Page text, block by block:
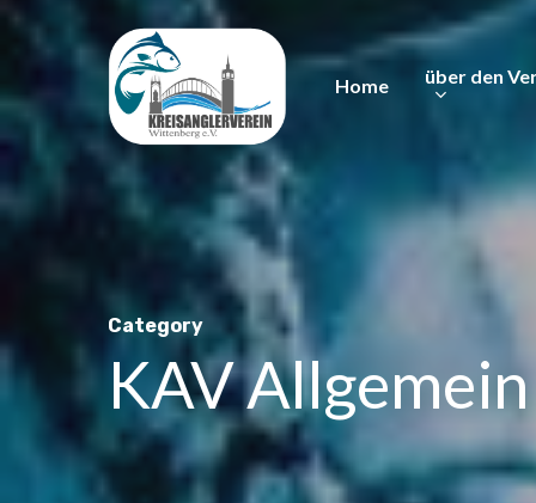
Skip
main
content
Home über den
Category
KAV Allgemein